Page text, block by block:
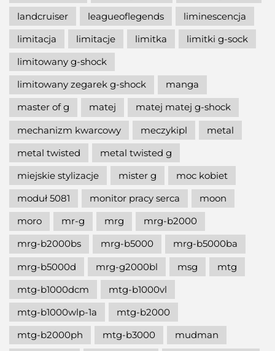
landcruiser
leagueoflegends
liminescencja
limitacja
limitacje limitka
limitki g-sock
limitowany g-shock
limitowany zegarek g-shock
manga
master of g
matej
matej matej g-shock
mechanizm kwarcowy
meczykipl
metal
metal twisted
metal twisted g
miejskie stylizacje
mister g
moc kobiet
moduł 5081
monitor pracy serca
moon
moro
mr-g mrg
mrg-b2000
mrg-b2000bs
mrg-b5000
mrg-b5000ba
mrg-b5000d
mrg-g2000bl msg
mtg
mtg-b1000dcm
mtg-b1000vl
mtg-b1000wlp-1a
mtg-b2000
mtg-b2000ph
mtg-b3000
mudman